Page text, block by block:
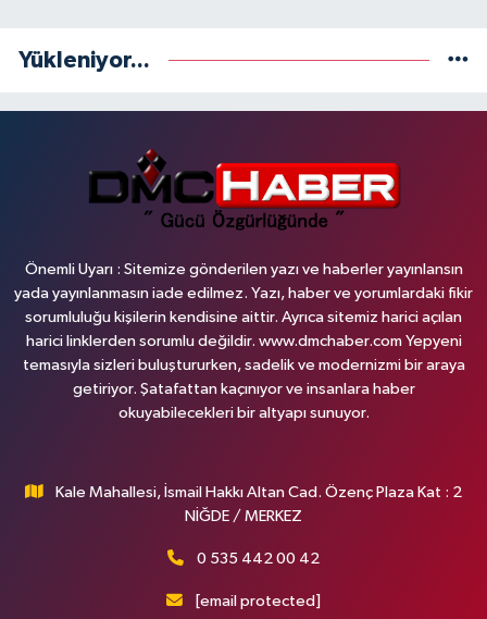
Yükleniyor...
Önemli Uyarı : Sitemize gönderilen yazı ve haberler yayınlansın
yada yayınlanmasın iade edilmez. Yazı, haber ve yorumlardaki fikir
sorumluluğu kişilerin kendisine aittir. Ayrıca sitemiz harici açılan
harici linklerden sorumlu değildir. www.dmchaber.com Yepyeni
temasıyla sizleri buluştururken, sadelik ve modernizmi bir araya
getiriyor. Şatafattan kaçınıyor ve insanlara haber
okuyabilecekleri bir altyapı sunuyor.
Kale Mahallesi, İsmail Hakkı Altan Cad. Özenç Plaza Kat : 2
NİĞDE / MERKEZ
0 535 442 00 42
[email protected]